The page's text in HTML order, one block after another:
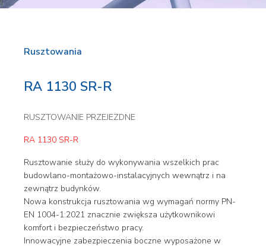
Rusztowania
RA 1130 SR-R
RUSZTOWANIE PRZEJEZDNE
RA 1130 SR-R
Rusztowanie służy do wykonywania wszelkich prac
budowlano-montażowo-instalacyjnych wewnątrz i na
zewnątrz budynków.
Nowa konstrukcja rusztowania wg wymagań normy PN-
EN 1004-1:2021 znacznie zwiększa użytkownikowi
komfort i bezpieczeństwo pracy.
Innowacyjne zabezpieczenia boczne wyposażone w